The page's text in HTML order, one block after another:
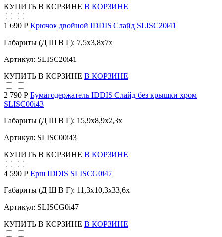
КУПИТЬ В КОРЗИНЕ В КОРЗИНЕ
1 690 Р Крючок двойной IDDIS Слайд SLISC20i41
Габариты (Д Ш В Г): 7,5x3,8x7x
Артикул: SLISC20i41
КУПИТЬ В КОРЗИНЕ В КОРЗИНЕ
2 790 Р Бумагодержатель IDDIS Слайд без крышки хром
SLISC00i43
Габариты (Д Ш В Г): 15,9x8,9x2,3x
Артикул: SLISC00i43
КУПИТЬ В КОРЗИНЕ В КОРЗИНЕ
4 590 Р Ерш IDDIS SLISCG0i47
Габариты (Д Ш В Г): 11,3x10,3x33,6x
Артикул: SLISCG0i47
КУПИТЬ В КОРЗИНЕ В КОРЗИНЕ